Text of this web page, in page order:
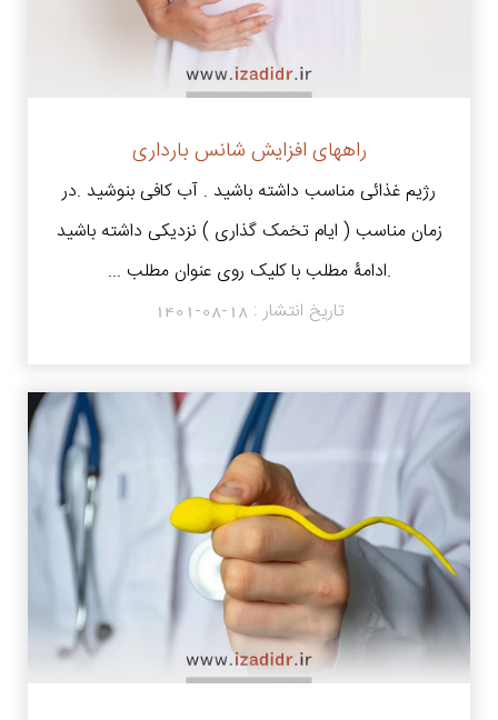
راههای افزایش شانس بارداری
رژیم غذائی مناسب داشته باشید . آب کافی بنوشید .در
زمان مناسب ( ایام تخمک گذاری ) نزدیکی داشته باشید
.ادامۀ مطلب با کلیک روی عنوان مطلب ...
تاریخ انتشار :1401-08-18